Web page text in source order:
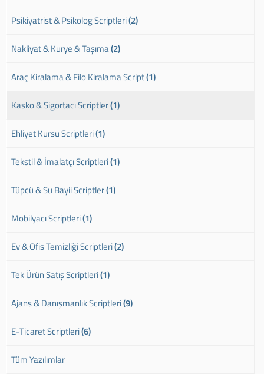
Psikiyatrist & Psikolog Scriptleri(2)
Nakliyat & Kurye & Taşıma(2)
Araç Kiralama & Filo Kiralama Script(1)
Kasko & Sigortacı Scriptler(1)
Ehliyet Kursu Scriptleri(1)
Tekstil & İmalatçı Scriptleri(1)
Tüpcü & Su Bayii Scriptler(1)
Mobilyacı Scriptleri(1)
Ev & Ofis Temizliği Scriptleri(2)
Tek Ürün Satış Scriptleri(1)
Ajans & Danışmanlık Scriptleri(9)
E-Ticaret Scriptleri(6)
Tüm Yazılımlar